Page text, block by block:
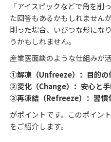
「アイスピックなどで角を削
た回答もあるかもしれません
削った場合、いびつな形にな
うかもしれません。
産業医面談のような仕組みが
①解凍（Unfreeze）：目的の
②変化（Change）：安心と手
③再凍結（Refreeze）：習慣
がポイントです。このポイン
をご紹介します。